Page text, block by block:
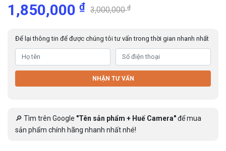
1,850,000 ₫ 3,000,000₫
Để lại thông tin để được chúng tôi tư vấn trong thời gian nhanh nhất
NHẬN TƯ VẤN
🔎 Tìm trên Google "Tên sản phẩm + Huế Camera"để mua
sản phẩm chính hãng nhanh nhất nhé!